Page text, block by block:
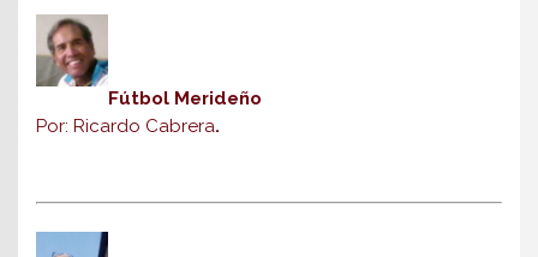
Fútbol Merideño
Por: Ricardo Cabrera.